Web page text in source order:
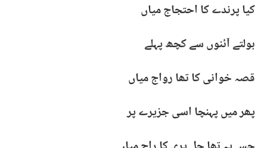
کیا پرندے کا احتجاج میاں
بولتے آئنوں سے کچھ پہلے
قصہ خوانی کا تھا رواج میاں
پھر میں پہنچا اسی جزیرے پر